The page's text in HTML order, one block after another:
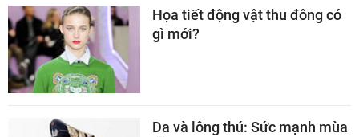
Họa tiết động vật thu đông có
gì mới?
Da và lông thú: Sức mạnh mùa